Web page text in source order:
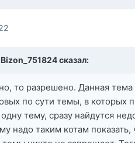
Bizon_751824сказал:
то разрешено. Данная тема
по сути темы, в которых
тему, сразу найдутся
надо таким котам